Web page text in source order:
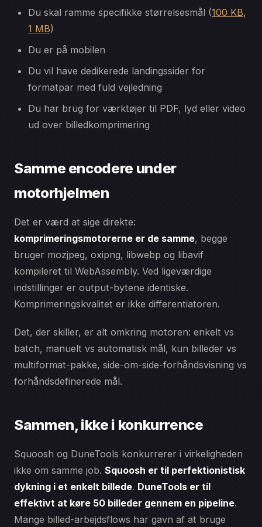
Du skal ramme specifikke størrelsesmål (100 KB,
1 MB)
Du er på mobilen
Du vil have dedikerede landingssider for
formatpar med fuld vejledning
Du har brug for værktøjer til PDF, lyd eller video
ud over billedkomprimering
Samme encodere under
motorhjelmen
Det er værd at sige direkte:
komprimeringsmotorerne er de samme, begge
bruger mozjpeg, oxipng, libwebp og libavif
kompileret til WebAssembly. Ved ligeværdige
indstillinger er output-bytene identiske.
Komprimeringskvalitet er ikke differentiatoren.
Det, der skiller, er alt omkring motoren: enkelt vs
batch, manuelt vs automatisk mål, kun billeder vs
multiformat-pakke, side-om-side-forhåndsvisning vs
forhåndsdefinerede mål.
Sammen, ikke i konkurrence
Squoosh og DuneTools konkurrerer i virkeligheden
ikke om samme job. Squoosh er til perfektionistisk
dykning i et enkelt billede. DuneTools er til
effektivt at køre 50 billeder gennem en pipeline.
Mange billed-arbejdsflows har gavn af at bruge